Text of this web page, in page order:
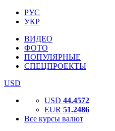
РУС
УКР
ВИДЕО
ФОТО
ПОПУЛЯРНЫЕ
СПЕЦПРОЕКТЫ
USD
USD 44.4572
EUR 51.2486
Все курсы валют